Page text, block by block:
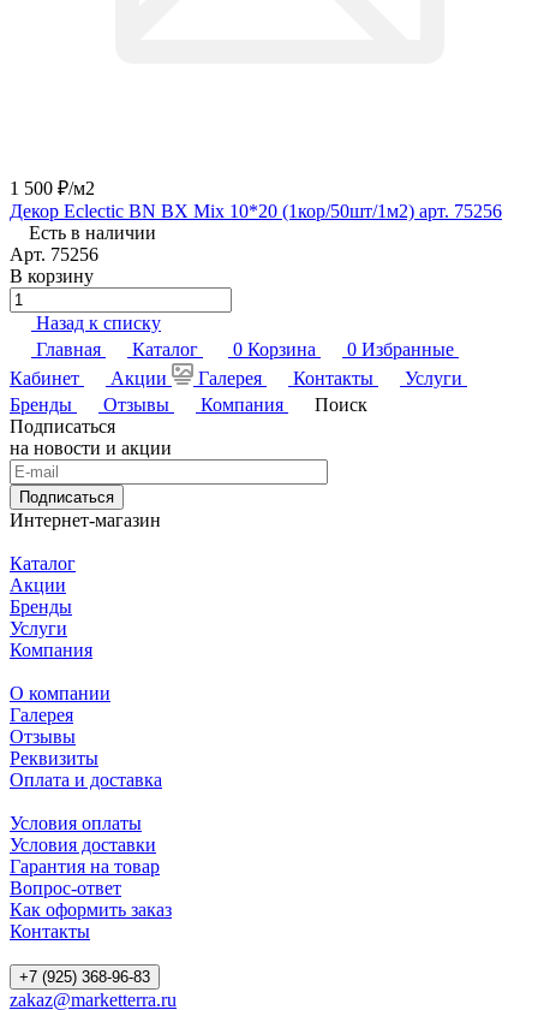
1 500 ₽/м2
Декор Eclectic BN BX Mix 10*20 (1кор/50шт/1м2) арт. 75256
Есть в наличии
Арт. 75256
В корзину
Назад к списку
Главная
Каталог 0 Корзина 0 Избранные
Кабинет
Акции Галерея Контакты
Услуги
Бренды
Отзывы Компания
Поиск
Подписаться
на новости и акции
Подписаться
Интернет-магазин
Каталог
Акции
Бренды
Услуги
Компания
О компании
Галерея
Отзывы
Реквизиты
Оплата и доставка
Условия оплаты
Условия доставки
Гарантия на товар
Вопрос-ответ
Как оформить заказ
Контакты
+7 (925) 368-96-83
zakaz@marketterra.ru